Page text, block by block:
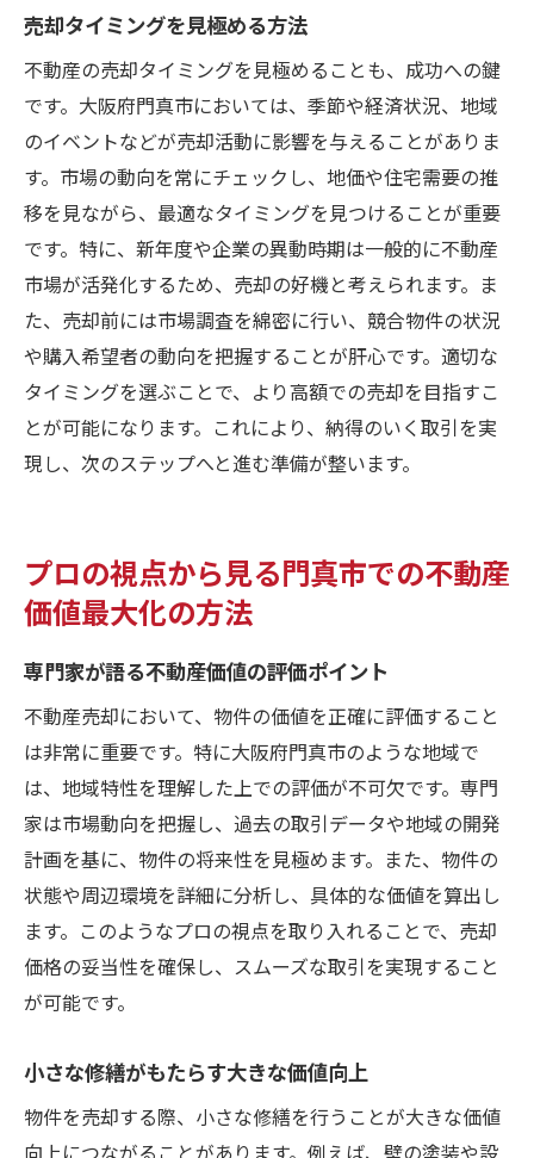
売却タイミングを見極める方法
不動産の売却タイミングを見極めることも、成功への鍵
です。大阪府門真市においては、季節や経済状況、地域
のイベントなどが売却活動に影響を与えることがありま
す。市場の動向を常にチェックし、地価や住宅需要の推
移を見ながら、最適なタイミングを見つけることが重要
です。特に、新年度や企業の異動時期は一般的に不動産
市場が活発化するため、売却の好機と考えられます。ま
た、売却前には市場調査を綿密に行い、競合物件の状況
や購入希望者の動向を把握することが肝心です。適切な
タイミングを選ぶことで、より高額での売却を目指すこ
とが可能になります。これにより、納得のいく取引を実
現し、次のステップへと進む準備が整います。
プロの視点から見る門真市での不動産
価値最大化の方法
専門家が語る不動産価値の評価ポイント
不動産売却において、物件の価値を正確に評価すること
は非常に重要です。特に大阪府門真市のような地域で
は、地域特性を理解した上での評価が不可欠です。専門
家は市場動向を把握し、過去の取引データや地域の開発
計画を基に、物件の将来性を見極めます。また、物件の
状態や周辺環境を詳細に分析し、具体的な価値を算出し
ます。このようなプロの視点を取り入れることで、売却
価格の妥当性を確保し、スムーズな取引を実現すること
が可能です。
小さな修繕がもたらす大きな価値向上
物件を売却する際、小さな修繕を行うことが大きな価値
向上につながることがあります。例えば、壁の塗装や設